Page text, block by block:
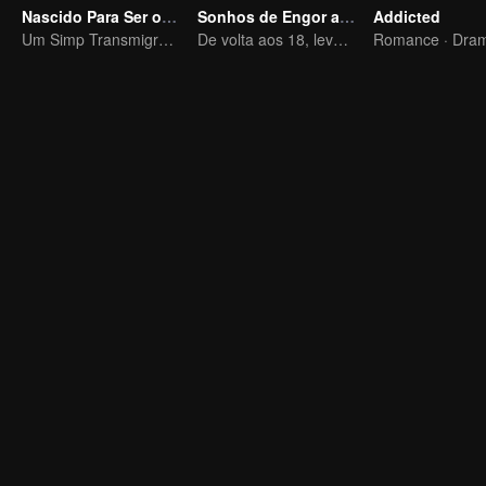
Nascido Para Ser o Vilão
Um Simp Transmigra: As Beldades Tomam a Iniciativa
Sonhos de Engor aos 18 anos
De volta aos 18, levando meu pai aosucesso
Addicted
Romance ·